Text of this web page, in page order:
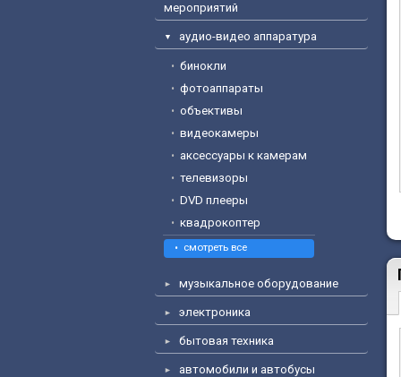
мероприятий
аудио-видео аппаратура
бинокли
фотоаппараты
объективы
видеокамеры
аксессуары к камерам
телевизоры
DVD плееры
квадрокоптер
смотреть все
музыкальное оборудование
электроника
бытовая техника
автомобили и автобусы